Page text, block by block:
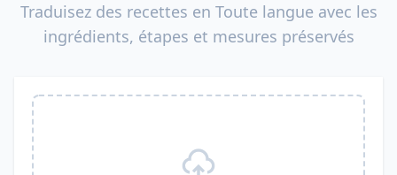
Traduisez des recettes en Toute langue avec les
ingrédients, étapes et mesures préservés